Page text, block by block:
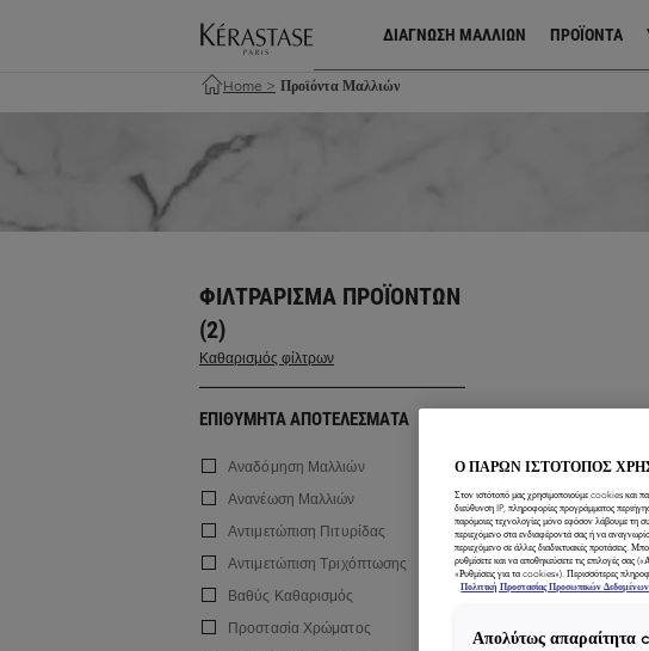
ΔΙΑΓΝΩΣΗ ΜΑΛΛΙΩΝ ΠΡΟΪΌΝΤΑ
Home > Προϊόντα Μαλλιών
ΦΙΛΤΡΆΡΙΣΜΑ ΠΡΟΪΌΝΤΩΝ
(2)
Καθαρισμός φίλτρων
ΕΠΙΘΥΜΗΤΑ ΑΠΟΤΕΛΕΣΜΑΤΑ
Αναδόμηση Μαλλιών
Ανανέωση Μαλλιών
Αντιμετώπιση Πιτυρίδας
Αντιμετώπιση Τριχόπτωσης
Βαθύς Καθαρισμός
Προστασία Χρώματος
Ο ΠΑΡΩΝ ΙΣΤΟΤΟΠΟΣ
Στον ιστότοπό μας χρησιμοποιούμε cookies και
διεύθυνση IP, πληροφορίες προγράμματος
παρόμοιες τεχνολογίες μόνο εφόσον λάβουμε τη
περιεχόμενο στα ενδιαφέροντά σας ή να
περιεχόμενο σε άλλες διαδικτυακές προτάσεις.
ρυθμίσετε και να αποθηκεύσετε τις επιλογές σας
«Ρυθμίσεις για τα cookies»). Περισσότερες
Πολιτική Προστασίας Προσωπικών Δεδομένων
Απολύτως απαραίτητα